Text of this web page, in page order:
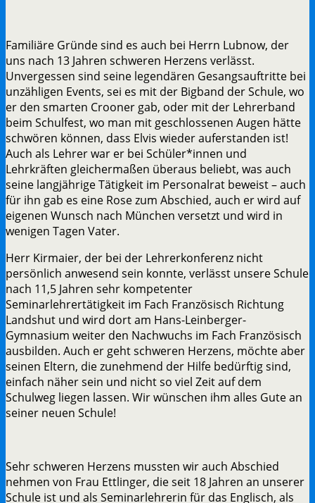
Familiäre Gründe sind es auch bei Herrn Lubnow, der
uns nach 13 Jahren schweren Herzens verlässt.
Unvergessen sind seine legendären Gesangsauftritte bei
unzähligen Events, sei es mit der Bigband der Schule, wo
er den smarten Crooner gab, oder mit der Lehrerband
beim Schulfest, wo man mit geschlossenen Augen hätte
schwören können, dass Elvis wieder auferstanden ist!
Auch als Lehrer war er bei Schüler*innen und
Lehrkräften gleichermaßen überaus beliebt, was auch
seine langjährige Tätigkeit im Personalrat beweist – auch
für ihn gab es eine Rose zum Abschied, auch er wird auf
eigenen Wunsch nach München versetzt und wird in
wenigen Tagen Vater.
Herr Kirmaier, der bei der Lehrerkonferenz nicht
persönlich anwesend sein konnte, verlässt unsere Schule
nach 11,5 Jahren sehr kompetenter
Seminarlehrertätigkeit im Fach Französisch Richtung
Landshut und wird dort am Hans-Leinberger-
Gymnasium weiter den Nachwuchs im Fach Französisch
ausbilden. Auch er geht schweren Herzens, möchte aber
seinen Eltern, die zunehmend der Hilfe bedürftig sind,
einfach näher sein und nicht so viel Zeit auf dem
Schulweg liegen lassen. Wir wünschen ihm alles Gute an
seiner neuen Schule!
Sehr schweren Herzens mussten wir auch Abschied
nehmen von Frau Ettlinger, die seit 18 Jahren an unserer
Schule ist und als Seminarlehrerin für das Englisch, als